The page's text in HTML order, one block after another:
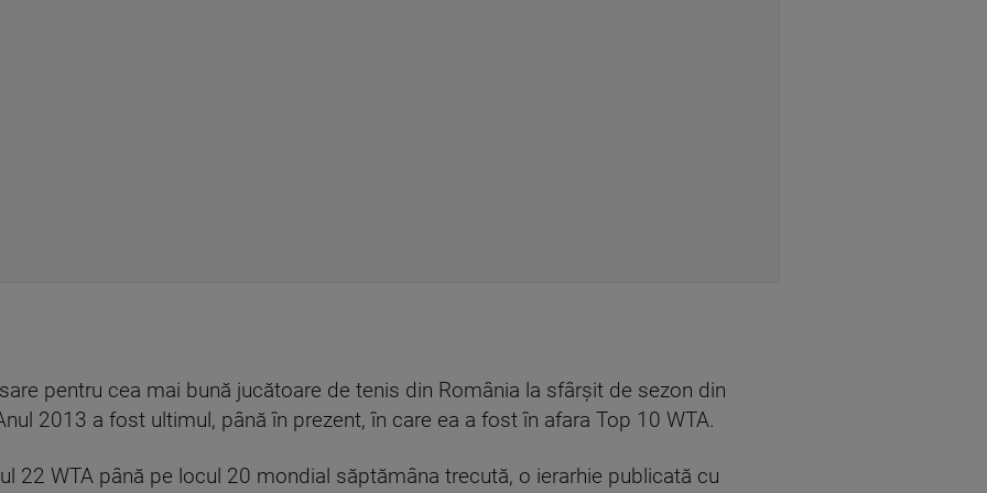
pentru cea mai bună jucătoare de tenis din România la sfârşit de sezon din
2013 a fost ultimul, până în prezent, în care ea a fost în afara Top 10 WTA.
22 WTA până pe locul 20 mondial săptămâna trecută, o ierarhie publicată cu